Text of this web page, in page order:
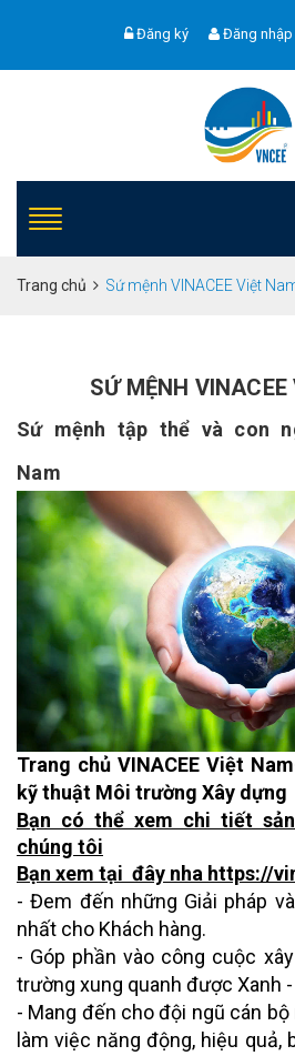
Đăng ký Đăng nhập
Trang chủ Sứ mệnh VINACEE Việt
SỨ MỆNH
Sứ mệnh tập thể và con
Nam
Trang chủ VINACEE Việt
kỹ thuật Môi trường Xây dựng
Bạn có thể xem chi tiết
chúng tôi
Bạn xem tại đây nha https://
- Đem đến những Giải pháp
nhất cho Khách hàng.
- Góp phần vào công cuộc
trường xung quanh được Xanh
- Mang đến cho đội ngũ cán
làm việc năng động, hiệu quả,